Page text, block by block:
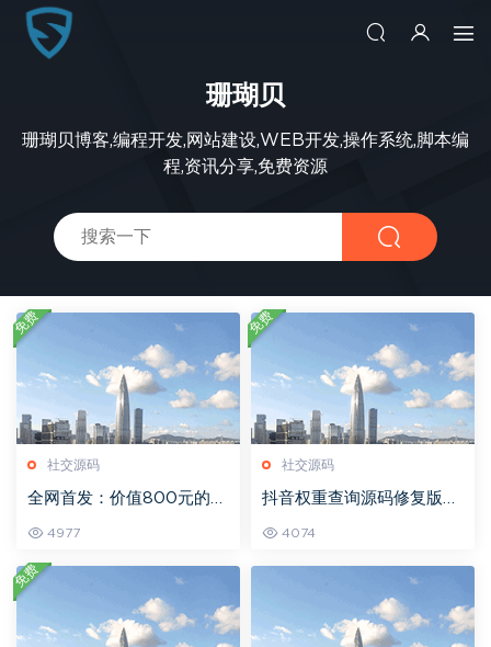
珊瑚贝
珊瑚贝博客,编程开发,网站建设,WEB开发,操作系统,脚本编
程,资讯分享,免费资源
社交源码
全网首发：价值800元的抖
标签限流检测源码 – 〖官方
精品资源〗 – 珊瑚贝 –
4977
免费
社交源码
抖音权重查询源码修复版：
〖官方精品资源〗 – 珊瑚贝
–
4074
免费
免费